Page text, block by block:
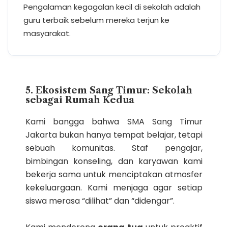
Pengalaman kegagalan kecil di sekolah adalah
guru terbaik sebelum mereka terjun ke
masyarakat.
5. Ekosistem Sang Timur: Sekolah
sebagai Rumah Kedua
Kami bangga bahwa SMA Sang Timur
Jakarta bukan hanya tempat belajar, tetapi
sebuah komunitas. Staf pengajar,
bimbingan konseling, dan karyawan kami
bekerja sama untuk menciptakan atmosfer
kekeluargaan. Kami menjaga agar setiap
siswa merasa “dilihat” dan “didengar”.